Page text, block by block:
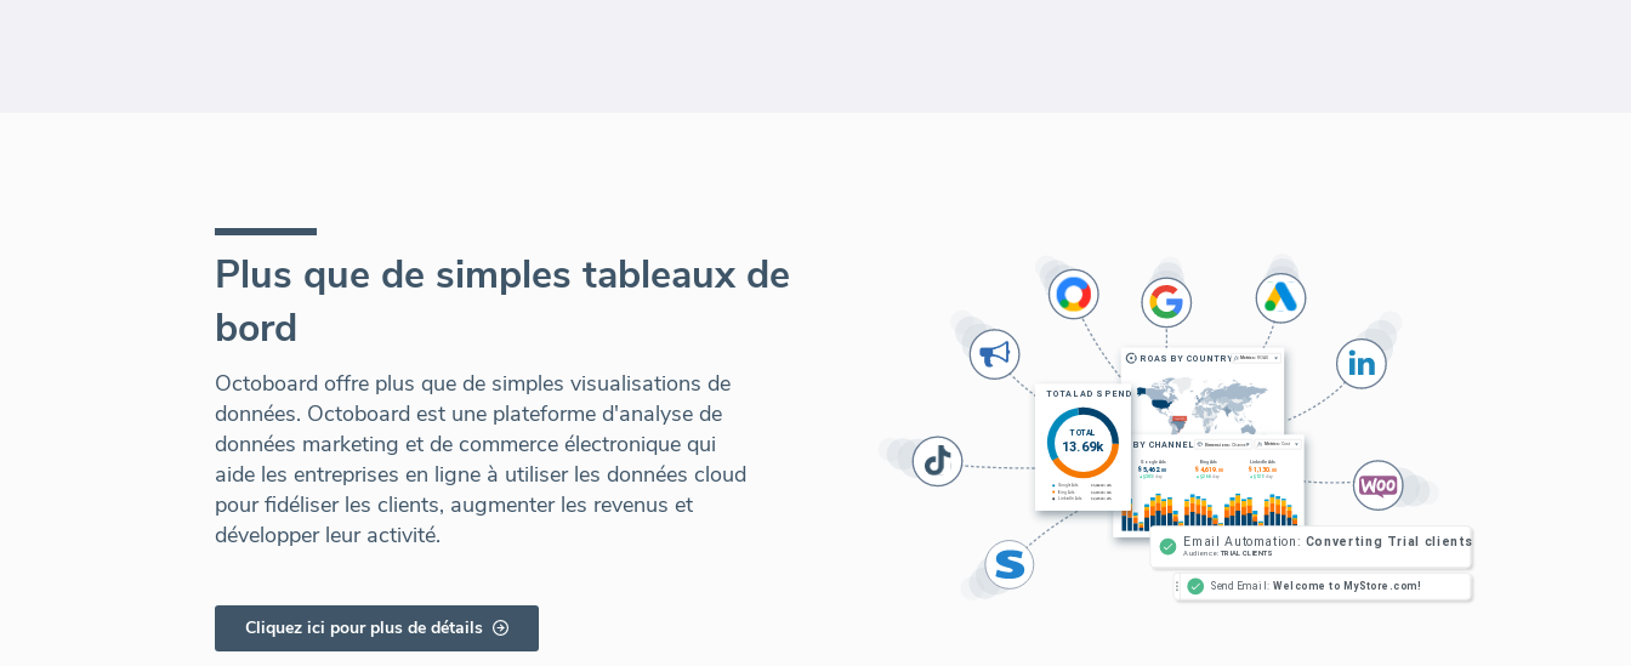
Plus que de simples tableaux de
bord
Octoboard offre plus que de simples visualisations de
données. Octoboard est une plateforme d'analyse de
données marketing et de commerce électronique qui
aide les entreprises en ligne à utiliser les données cloud
pour fidéliser les clients, augmenter les revenus et
développer leur activité.
Cliquez ici pour plus de détails